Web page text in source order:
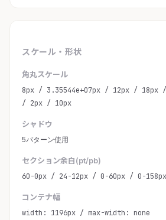
スケール・形状
角丸スケール
8px / 3.35544e+07px / 12px / 18px
/ 2px / 10px
シャドウ
5パターン使用
セクション余白(pt/pb)
60-0px / 24-12px / 0-60px / 0-
コンテナ幅
width: 1196px / max-width: none